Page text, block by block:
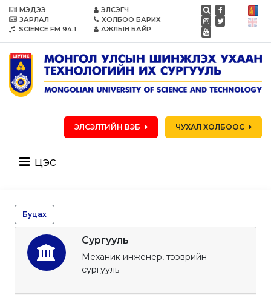
МЭДЭЭ
ЗАРЛАЛ
SCIENCE FM 94.1
ЭЛСЭГЧ
ХОЛБОО БАРИХ
АЖЛЫН БАЙР
ЭЛСЭЛТИЙН ВЭБ ЧУХАЛ ХОЛБООС
цэс
Буцах
Сургууль
Механик инженер, тээврийн
сургууль